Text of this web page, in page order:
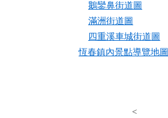
鵝鑾鼻街道圖
滿洲街道圖
四重溪車城街道圖
恆春鎮內景點導覽地圖
<